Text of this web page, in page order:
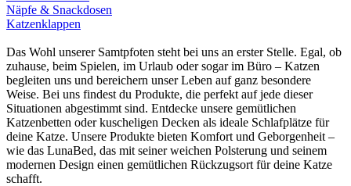
Näpfe & Snackdosen
Katzenklappen
Das Wohl unserer Samtpfoten steht bei uns an erster Stelle. Egal, ob
zuhause, beim Spielen, im Urlaub oder sogar im Büro – Katzen
begleiten uns und bereichern unser Leben auf ganz besondere
Weise. Bei uns findest du Produkte, die perfekt auf jede dieser
Situationen abgestimmt sind. Entdecke unsere gemütlichen
Katzenbetten oder kuscheligen Decken als ideale Schlafplätze für
deine Katze. Unsere Produkte bieten Komfort und Geborgenheit –
wie das LunaBed, das mit seiner weichen Polsterung und seinem
modernen Design einen gemütlichen Rückzugsort für deine Katze
schafft.